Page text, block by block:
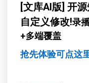
[文库AI版] 开
自定义修改!录
+多端覆盖
抢先体验可点这